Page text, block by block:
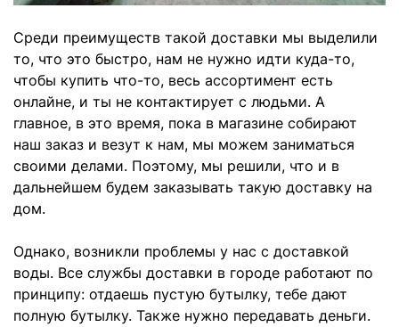
Среди преимуществ такой доставки мы выделили
то, что это быстро, нам не нужно идти куда-то,
чтобы купить что-то, весь ассортимент есть
онлайне, и ты не контактирует с людьми. А
главное, в это время, пока в магазине собирают
наш заказ и везут к нам, мы можем заниматься
своими делами. Поэтому, мы решили, что и в
дальнейшем будем заказывать такую доставку на
дом.
Однако, возникли проблемы у нас с доставкой
воды. Все службы доставки в городе работают по
принципу: отдаешь пустую бутылку, тебе дают
полную бутылку. Также нужно передавать деньги.